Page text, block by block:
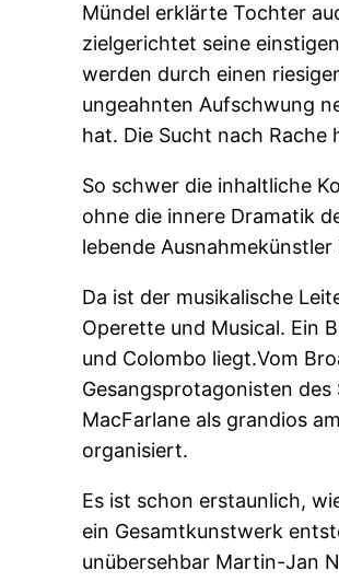
Mündel erklärte Tochter
zielgerichtet seine
werden durch einen
ungeahnten Aufschwung
hat. Die Sucht nach
So schwer die inhaltliche
ohne die innere Dramatik
lebende
Da ist der musikalische
Operette und Musical. Ein
und Colombo liegt.Vom
Gesangsprotagonisten
MacFarlane als grandios
organisiert.
Es ist schon erstaunlich,
ein Gesamtkunstwerk
unübersehbar Martin-Jan